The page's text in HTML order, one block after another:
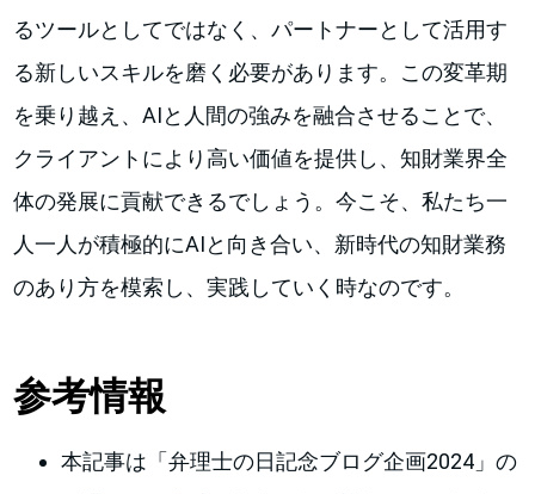
るツールとしてではなく、パートナーとして活用す
る新しいスキルを磨く必要があります。この変革期
を乗り越え、AIと人間の強みを融合させることで、
クライアントにより高い価値を提供し、知財業界全
体の発展に貢献できるでしょう。今こそ、私たち一
人一人が積極的にAIと向き合い、新時代の知財業務
のあり方を模索し、実践していく時なのです。
参考情報
本記事は「弁理士の日記念ブログ企画2024」の